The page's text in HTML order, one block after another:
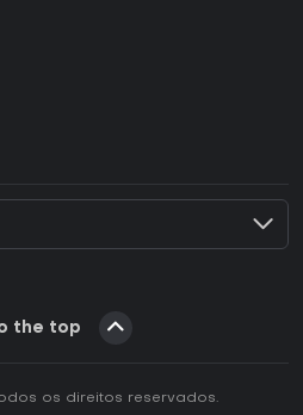
Games?
Connect?
the top
os direitos reservados.